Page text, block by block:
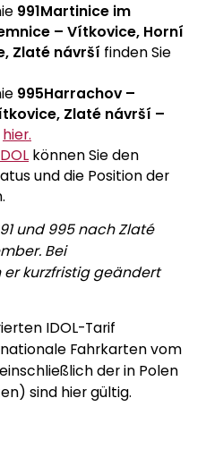
991Martinice im
– Vítkovice, Horní
Zlaté návrší finden Sie
995Harrachov –
Zlaté návrší –
hier.
können Sie den
und die Position der
und 995 nach Zlaté
Bei
kurzfristig geändert
IDOL-Tarif
Fahrkarten vom
der in Polen
sind hier gültig.